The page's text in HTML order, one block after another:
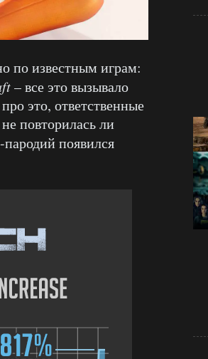
по известным играм:
– все это вызывало
это, ответственные
повторилась ли
появился